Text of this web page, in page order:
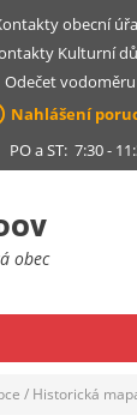
obecní
Kulturní
Odečet vodoměru
Nahlášení
a ST: 7:30 -
obec
/ Historická